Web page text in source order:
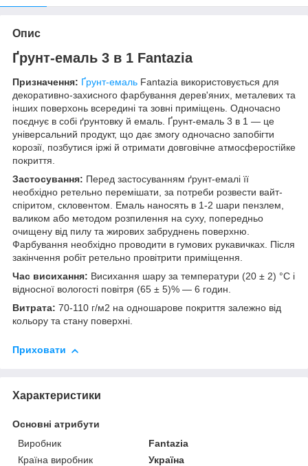
Опис
Ґрунт-емаль 3 в 1 Fantazia
Призначення: Ґрунт-емаль Fantazia використовується для
декоративно-захисного фарбування дерев'яних, металевих та
інших поверхонь всередині та зовні приміщень. Одночасно
поєднує в собі ґрунтовку й емаль. Ґрунт-емаль 3 в 1 — це
універсальний продукт, що дає змогу одночасно запобігти
корозії, позбутися іржі й отримати довговічне атмосферостійке
покриття.
Застосування: Перед застосуванням ґрунт-емалі її
необхідно ретельно перемішати, за потреби розвести вайт-
спіритом, скловентом. Емаль наносять в 1-2 шари пензлем,
валиком або методом розпилення на суху, попередньо
очищену від пилу та жирових забруднень поверхню.
Фарбування необхідно проводити в гумових рукавичках. Після
закінчення робіт ретельно провітрити приміщення.
Час висихання: Висихання шару за температури (20 ± 2) °C і
відносної вологості повітря (65 ± 5)% — 6 годин.
Витрата: 70-110 г/м2 на одношарове покриття залежно від
кольору та стану поверхні.
Приховати
Характеристики
Основні атрибути
Виробник
Fantazia
Країна виробник
Україна